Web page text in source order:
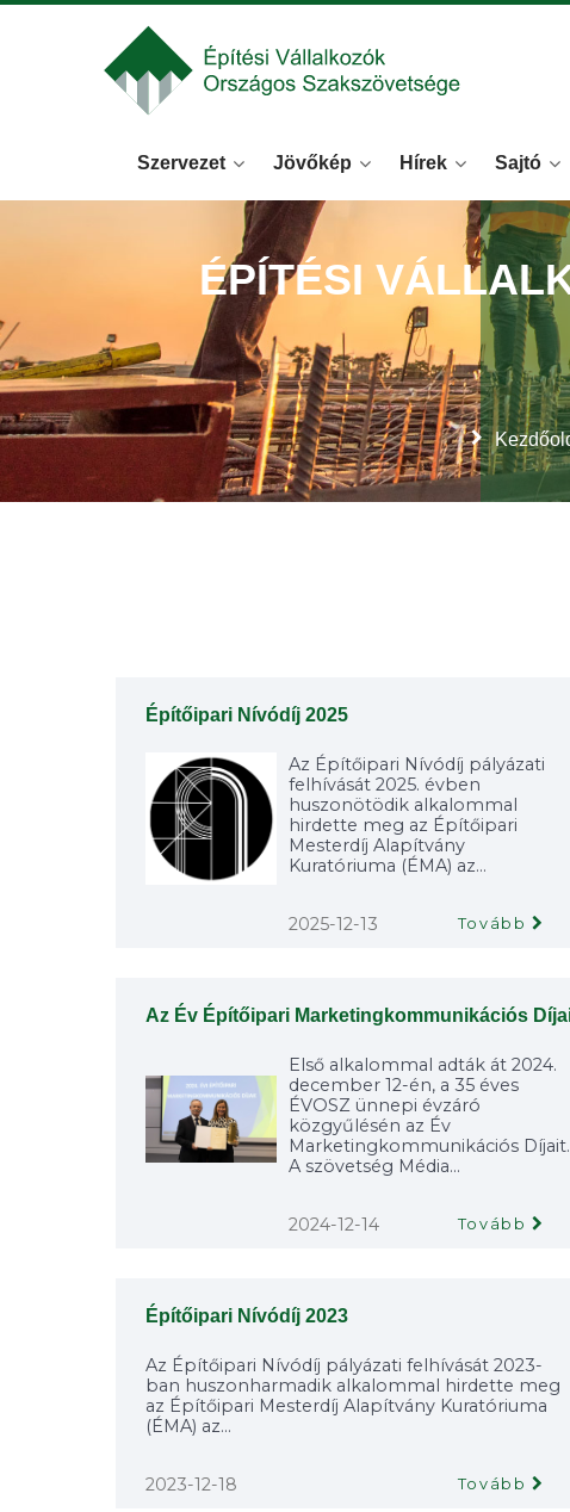
Szervezet Jövőkép Hírek Sajtó
ÉPÍTÉSI
Építőipari Nívódíj 2025
Az Építőipari Nívódíj pályázati
felhívását 2025. évben
huszonötödik alkalommal
hirdette meg az Építőipari
Mesterdíj Alapítvány
Kuratóriuma (ÉMA) az...
2025-12-13 Tovább
Az Év Építőipari Marketingkommunikációs
Első alkalommal adták át 2024.
december 12-én, a 35 éves
ÉVOSZ ünnepi évzáró
közgyűlésén az Év
Marketingkommunikációs Díjait.
A szövetség Média...
2024-12-14 Tovább
Építőipari Nívódíj 2023
Az Építőipari Nívódíj pályázati felhívását 2023-
ban huszonharmadik alkalommal hirdette meg
az Építőipari Mesterdíj Alapítvány Kuratóriuma
(ÉMA) az...
2023-12-18 Tovább